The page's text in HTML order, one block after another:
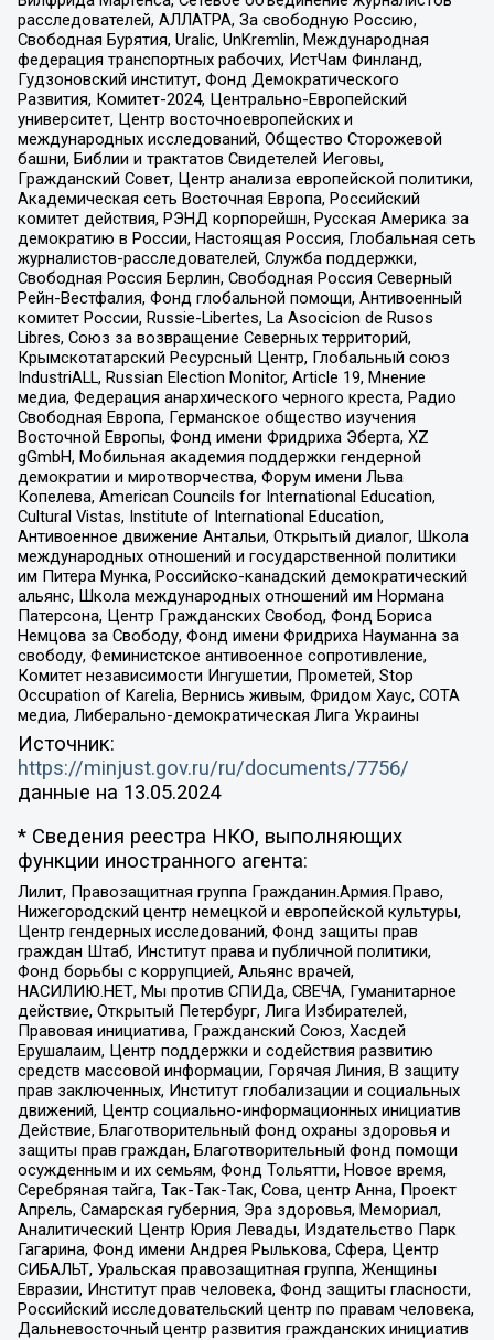
расследователей, АЛЛАТРА, За свободную Россию,
Свободная Бурятия, Uralic, UnKremlin, Международная
федерация транспортных рабочих, ИстЧам Финланд,
Гудзоновский институт, Фонд Демократического
Развития, Комитет-2024, Центрально-Европейский
университет, Центр восточноевропейских и
международных исследований, Общество Сторожевой
башни, Библии и трактатов Свидетелей Иеговы,
Гражданский Совет, Центр анализа европейской политики,
Академическая сеть Восточная Европа, Российский
комитет действия, РЭНД корпорейшн, Русская Америка за
демократию в России, Настоящая Россия, Глобальная сеть
журналистов-расследователей, Служба поддержки,
Свободная Россия Берлин, Свободная Россия Северный
Рейн-Вестфалия, Фонд глобальной помощи, Антивоенный
комитет России, Russie-Libertes, La Asocicion de Rusos
Libres, Союз за возвращение Северных территорий,
Крымскотатарский Ресурсный Центр, Глобальный союз
IndustriALL, Russian Election Monitor, Article 19, Мнение
медиа, Федерация анархического черного креста, Радио
Свободная Европа, Германское общество изучения
Восточной Европы, Фонд имени Фридриха Эберта, XZ
gGmbH, Мобильная академия поддержки гендерной
демократии и миротворчества, Форум имени Льва
Копелева, American Councils for International Education,
Cultural Vistas, Institute of International Education,
Антивоенное движение Антальи, Открытый диалог, Школа
международных отношений и государственной политики
им Питера Мунка, Российско-канадский демократический
альянс, Школа международных отношений им Нормана
Патерсона, Центр Гражданских Свобод, Фонд Бориса
Немцова за Свободу, Фонд имени Фридриха Науманна за
свободу, Феминистское антивоенное сопротивление,
Комитет независимости Ингушетии, Прометей, Stop
Occupation of Karelia, Вернись живым, Фридом Хаус, СОТА
медиа, Либерально-демократическая Лига Украины
Источник:
https://minjust.gov.ru/ru/documents/7756/
данные на 13.05.2024
* Сведения реестра НКО, выполняющих
функции иностранного агента:
Лилит, Правозащитная группа Гражданин.Армия.Право,
Нижегородский центр немецкой и европейской культуры,
Центр гендерных исследований, Фонд защиты прав
граждан Штаб, Институт права и публичной политики,
Фонд борьбы с коррупцией, Альянс врачей,
НАСИЛИЮ.НЕТ, Мы против СПИДа, СВЕЧА, Гуманитарное
действие, Открытый Петербург, Лига Избирателей,
Правовая инициатива, Гражданский Союз, Хасдей
Ерушалаим, Центр поддержки и содействия развитию
средств массовой информации, Горячая Линия, В защиту
прав заключенных, Институт глобализации и социальных
движений, Центр социально-информационных инициатив
Действие, Благотворительный фонд охраны здоровья и
защиты прав граждан, Благотворительный фонд помощи
осужденным и их семьям, Фонд Тольятти, Новое время,
Серебряная тайга, Так-Так-Так, Сова, центр Анна, Проект
Апрель, Самарская губерния, Эра здоровья, Мемориал,
Аналитический Центр Юрия Левады, Издательство Парк
Гагарина, Фонд имени Андрея Рылькова, Сфера, Центр
СИБАЛЬТ, Уральская правозащитная группа, Женщины
Евразии, Институт прав человека, Фонд защиты гласности,
Российский исследовательский центр по правам человека,
Дальневосточный центр развития гражданских инициатив